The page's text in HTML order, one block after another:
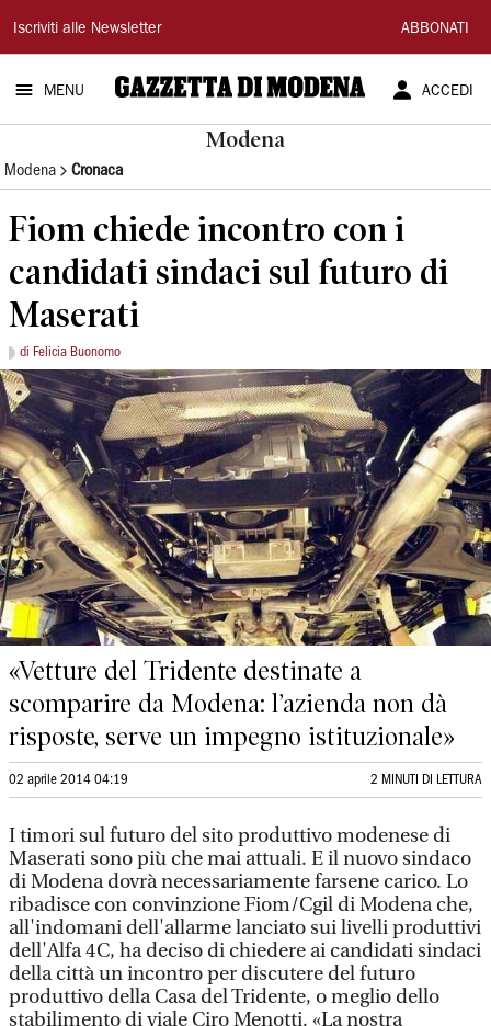
Gazzetta
di
Modena
Iscriviti alle Newsletter ABBONATI
MENU ACCEDI
Modena
Modena Cronaca
Fiom chiede incontro con i
candidati sindaci sul futuro di
Maserati
di Felicia Buonomo
«Vetture del Tridente destinate a
scomparire da Modena: l’azienda non dà
risposte, serve un impegno istituzionale»
02 aprile 2014 04:19 2 MINUTI DI LETTURA
I timori sul futuro del sito produttivo modenese di
Maserati sono più che mai attuali. E il nuovo sindaco
di Modena dovrà necessariamente farsene carico. Lo
ribadisce con convinzione Fiom/Cgil di Modena che,
all'indomani dell'allarme lanciato sui livelli produttivi
dell'Alfa 4C, ha deciso di chiedere ai candidati sindaci
della città un incontro per discutere del futuro
produttivo della Casa del Tridente, o meglio dello
stabilimento di viale Ciro Menotti. «La nostra